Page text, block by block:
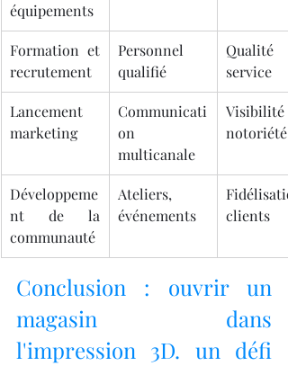
équipements
Formation et
recrutement
Personnel
qualifié
service
Lancement
marketing
Communicati
on
multicanale
notoriété
Développeme
nt de la
communauté
Ateliers,
événements
clients
Conclusion : ouvrir un
magasin dans
l'impression 3D. un défi